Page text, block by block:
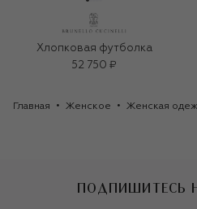
Хлопковая футболка
52 750 ₽
Главная Женское Женская
ПОДПИШИТЕСЬ